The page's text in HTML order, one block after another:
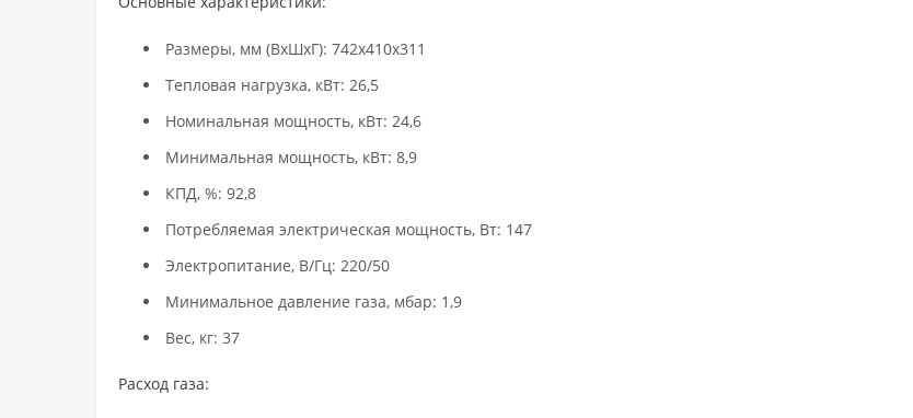
Размеры, мм (ВхШхГ): 742х410х311
Тепловая нагрузка, кВт: 26,5
Номинальная мощность, кВт: 24,6
Минимальная мощность, кВт: 8,9
КПД, %: 92,8
Потребляемая электрическая мощность, Вт: 147
Электропитание, В/Гц: 220/50
Минимальное давление газа, мбар: 1,9
Вес, кг: 37
Расход газа: